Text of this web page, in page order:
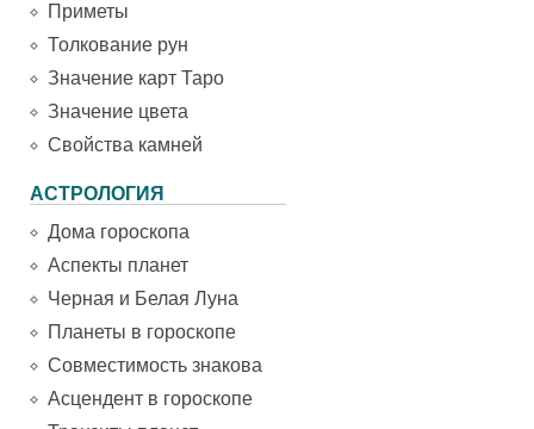
Приметы
Толкование рун
Значение карт Таро
Значение цвета
Свойства камней
АСТРОЛОГИЯ
Дома гороскопа
Аспекты планет
Черная и Белая Луна
Планеты в гороскопе
Совместимость знакова
Асцендент в гороскопе